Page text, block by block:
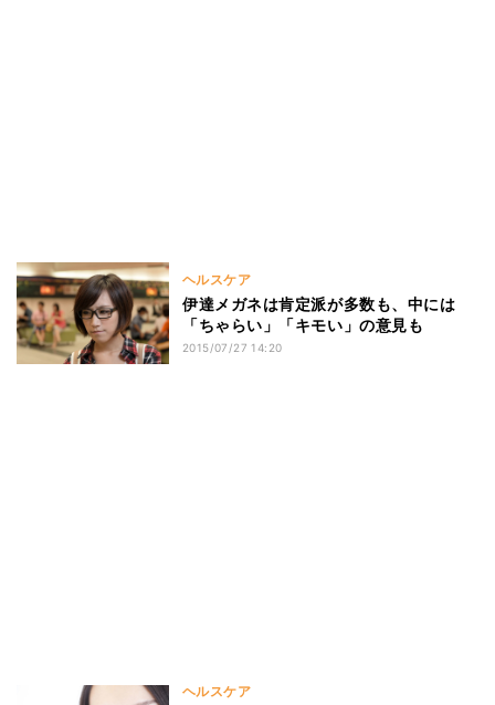
ヘルスケア
伊達メガネは肯定派が多数も、中には
「ちゃらい」「キモい」の意見も
2015/07/27 14:20
ヘルスケア